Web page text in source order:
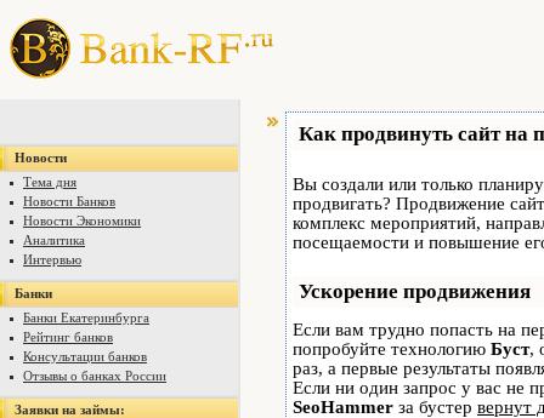
Новости
Тема дня
Новости Банков
Новости Экономики
Аналитика
Интервью
Банки
Банки Екатеринбурга
Рейтинг банков
Консультации банков
Отзывы о банках России
Заявки на займы:
Как продвинуть сайт на
Вы создали или только
продвигать? Продвижение
комплекс мероприятий,
посещаемости и повышение
Ускорение продвижения
Если вам трудно попасть на
попробуйте технологию Буст,
раз, а первые результаты
Если ни один запрос у вас не
SeoHammer за бустер вернут